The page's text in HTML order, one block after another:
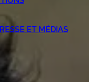
ET MÉDIAS